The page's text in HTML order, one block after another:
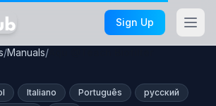
Sign Up
/Manuals/
Italiano Português
русский